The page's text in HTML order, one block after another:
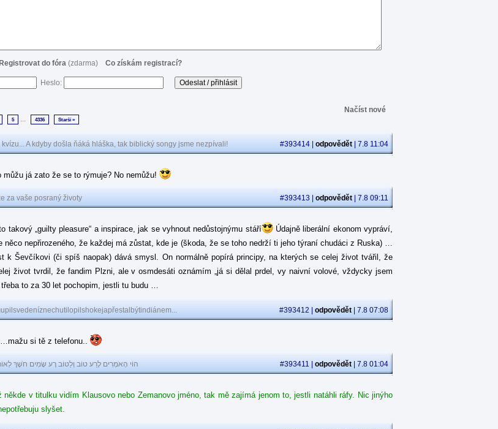
do fóra (zdarma) Co získám registrací?
Heslo:
Načíst nové
5 ... 4336 Starší »
kvízu... A kdyby došla ňáká hláška, tak biblický songy jsme nezpívali! #393414 | odpovědět | 7.8 11:04
můžu já zato že se to rýmuje? No nemůžu!
za vaše posraný životy #393413 | odpovědět | 7.8 09:11
takový „guilty pleasure“ a inspirace, jak se vyhnout nedůstojnýmu stáří
Údajně liberální ekonom vypráví,
něco nepřirozeného, že každej má zůstat, kde je (škoda, že se toho nedrží ti jeho týraní chudáci z Ruska) …
k Ševčíkovi (či spíš naopak) dává smysl. On normálně popírá principy, na kterých se celej život tvářil, že
život tvrdil, že fandim Plzni, ale v osmdesáti oznámím „já si dělal prdel, vy naivní volové, vždycky jsem
to za 30 let pochopim, jestli tu budu …
#393412 | odpovědět | 7.8 07:08
…mažu si tě z telefonu..
הוֹי הָאֹמְרִים לָרַע טוֹב וְלַטּוֹב רָע שָׂמִים חֹשֶׁךְ #393411 | odpovědět | 7.8 01:04
někde v titulku vidím Klausovo nebo Zemanovo jméno, tak mě zajímá jenom to, jestli natáhli ráfy. Nic jinýho
slyšet.